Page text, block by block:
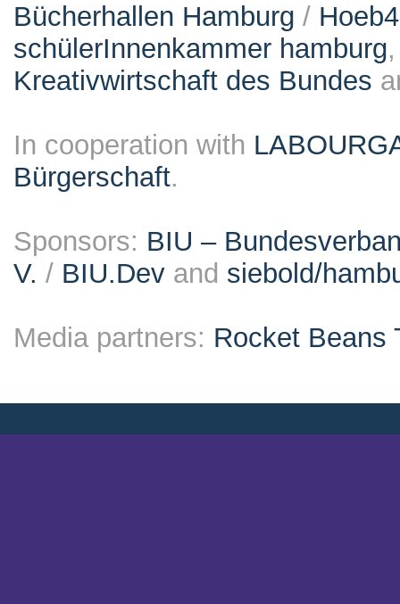
Bücherhallen Hamburg /
schülerInnenkammer hamburg
Kreativwirtschaft des Bundes
In cooperation with
Bürgerschaft.
Sponsors: BIU –
V. / BIU.Dev and siebold/
Media partners: Rocket Beans